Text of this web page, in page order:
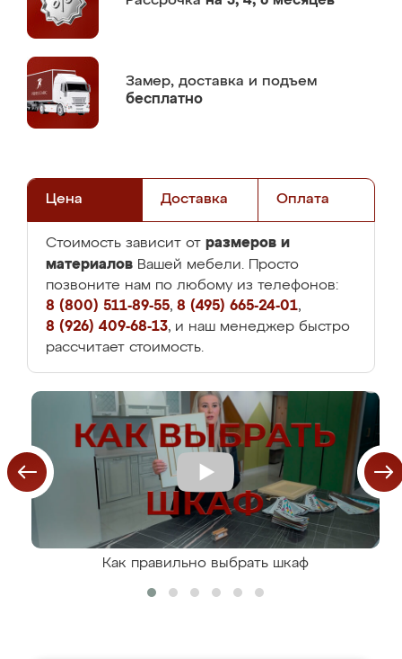
Замер, доставка и подъем
бесплатно
Цена Доставка Оплата
Стоимость зависит от размеров и
материалов Вашей мебели. Просто
позвоните нам по любому из телефонов:
8 (800) 511-89-55, 8 (495) 665-24-01,
8 (926) 409-68-13, и наш менеджер быстро
рассчитает стоимость.
Как правильно выбрать шкаф